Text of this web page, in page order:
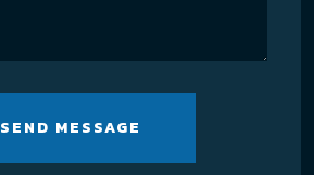
SEND MESSAGE